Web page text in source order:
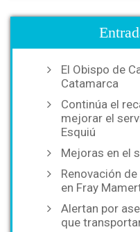
El Obispo de
Catamarca
Continúa el
mejorar el
Esquiú
Mejoras en el
Renovación
en Fray
Alertan por
que